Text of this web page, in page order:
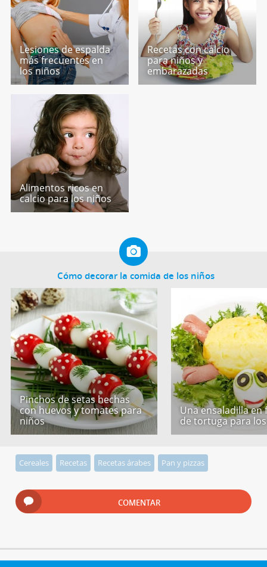
Lesiones de espalda
más frecuentes en
los niños
Recetas con calcio
para niños y
embarazadas
Alimentos ricos en
calcio para los niños
Cómo decorar la comida de los niños
Pinchos de setas hechas
con huevos y tomates para
niños
Una ensaladilla en
de tortuga para
Cereales Recetas Recetas árabes Pan y pizzas
COMENTAR